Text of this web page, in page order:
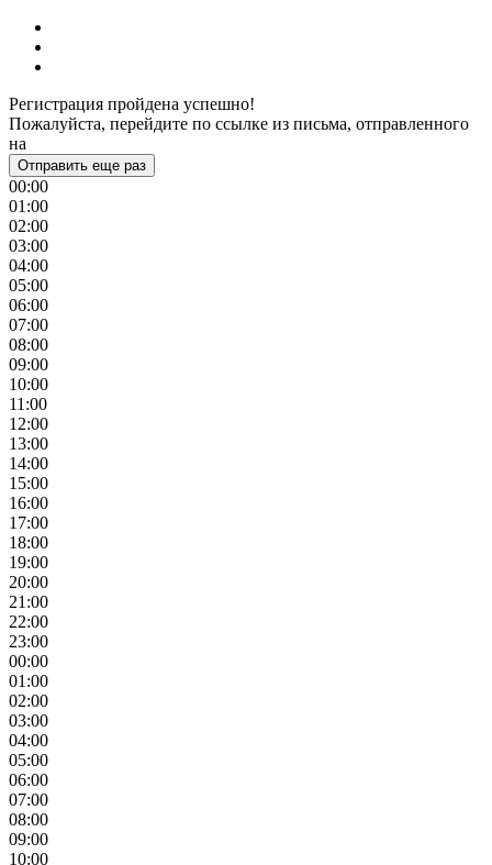
Регистрация пройдена успешно!
Пожалуйста, перейдите по ссылке из письма, отправленного
на
Отправить еще раз
00:00
01:00
02:00
03:00
04:00
05:00
06:00
07:00
08:00
09:00
10:00
11:00
12:00
13:00
14:00
15:00
16:00
17:00
18:00
19:00
20:00
21:00
22:00
23:00
00:00
01:00
02:00
03:00
04:00
05:00
06:00
07:00
08:00
09:00
10:00